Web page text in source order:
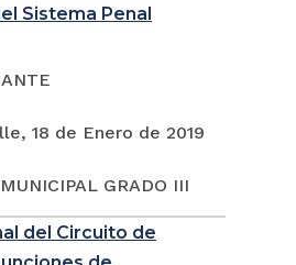
Sistema Penal
18 de Enero de 2019
GRADO III
del Circuito de